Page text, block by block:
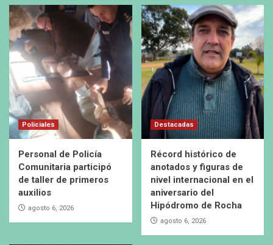
Policiales
Personal de Policía
Comunitaria participó
de taller de primeros
auxilios
agosto 6, 2026
Destacadas
Récord histórico de
anotados y figuras de
nivel internacional en el
aniversario del
Hipódromo de Rocha
agosto 6, 2026